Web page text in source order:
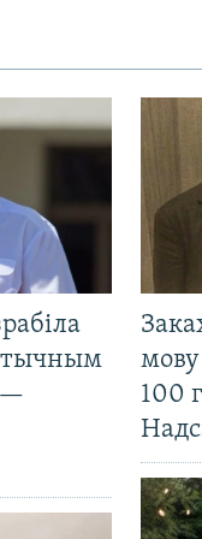
—
100